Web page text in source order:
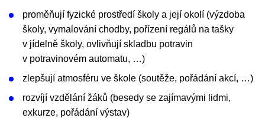
proměňují fyzické prostředí školy a její okolí (výzdoba
školy, vymalování chodby, pořízení regálů na tašky
v jídelně školy, ovlivňují skladbu potravin
v potravinovém automatu, …)
zlepšují atmosféru ve škole (soutěže, pořádání akcí, …)
rozvíjí vzdělání žáků (besedy se zajímavými lidmi,
exkurze, pořádání výstav)